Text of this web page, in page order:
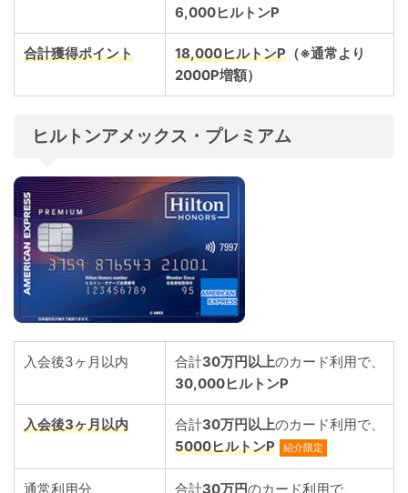
6,000ヒルトンP
合計獲得ポイント 18,000ヒルトンP （※通常より
2000P増額）
ヒルトンアメックス・プレミアム
入会後3ヶ月以内 合計30万円以上のカード利用で、
30,000ヒルトンP
入会後3ヶ月以内 合計30万円以上のカード利用で、
5000ヒルトンP
紹介限定
通常利用分 合計30万円のカード利用で、